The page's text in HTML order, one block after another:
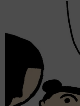
なお、「これはこ
メントも寄せられ
ストライプ1号さん
ので、ずっとこの
とだ。
◼︎ストライプ1号（